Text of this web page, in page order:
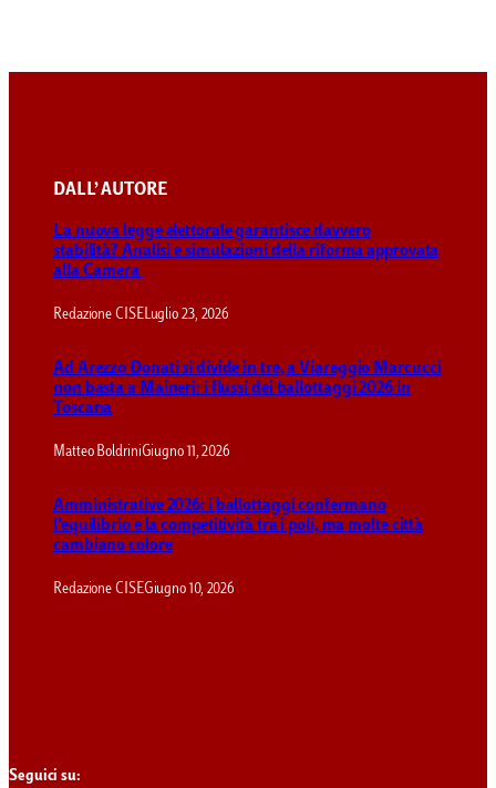
DALL’ AUTORE
La nuova legge elettorale garantisce davvero
stabilità? Analisi e simulazioni della riforma approvata
alla Camera
Redazione CISELuglio 23, 2026
Ad Arezzo Donati si divide in tre, a Viareggio Marcucci
non basta a Maineri: i flussi dei ballottaggi 2026 in
Toscana
Matteo BoldriniGiugno 11, 2026
Amministrative 2026: i ballottaggi confermano
l’equilibrio e la competitività tra i poli, ma molte città
cambiano colore
Redazione CISEGiugno 10, 2026
Seguici su: